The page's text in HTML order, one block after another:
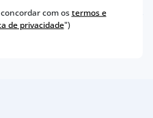
com ostermos e
de privacidade")